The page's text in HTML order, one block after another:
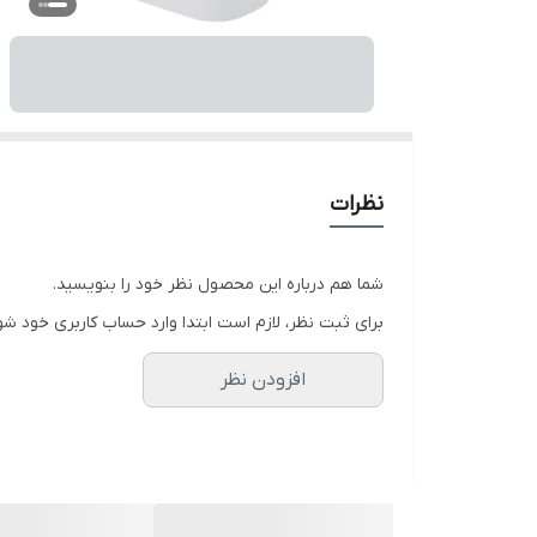
نظرات
شما هم درباره این محصول نظر خود را بنویسید.
برای ثبت نظر، لازم است ابتدا وارد حساب کاربری خود
افزودن نظر